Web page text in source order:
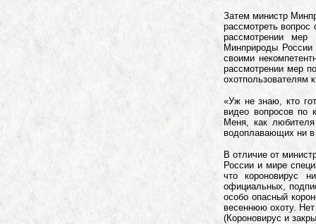
Затем министр
рассмотреть вопрос
рассмотрении мер
Минприроды
своими
рассмотрении мер
охотпользователям
«Уж не знаю, кто
видео вопросов по
Меня, как
водоплавающих ни в
В отличие от
России и мире
что короновирус
официальных,
особо опасный
весеннюю охоту.
(Короновирус и